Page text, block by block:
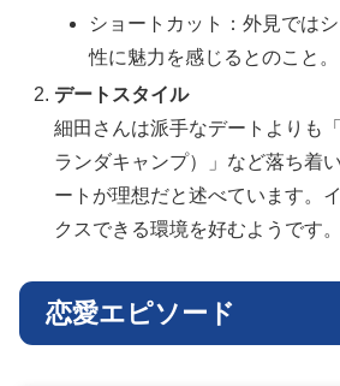
ショートカット：外見では
性に魅力を感じるとのこと。
デートスタイル
細田さんは派手なデートよりも
ランダキャンプ）」など落ち着
ートが理想だと述べています。
クスできる環境を好むようです。
恋愛エピソード